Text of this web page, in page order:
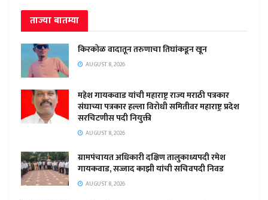
ताज्या बातम्या
किरकोळ वादातून तरुणाचा तिघांकडून खून
AUGUST 8, 2026
महेश गायकवाड यांची महाराष्ट्र राज्य मराठी पत्रकार
संघाच्या पत्रकार हल्ला विरोधी समितीवर महाराष्ट्र प्रदेश
सरचिटणीस पदी नियुक्ती
AUGUST 8, 2026
ग्रामपंचायत अधिकारी दक्षिण तालुकाध्यपदी रमेश
गायकवाड, सज्जाद काझी यांची सचिवपदी निवड
AUGUST 8, 2026